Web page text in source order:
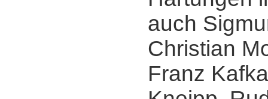
auch
Christian
Franz